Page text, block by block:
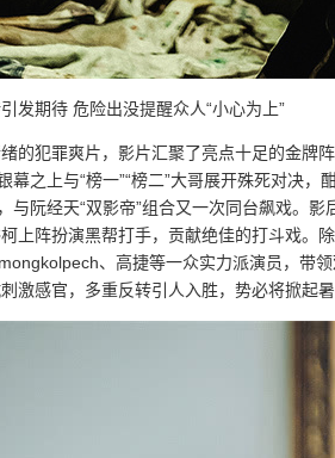
发期待 危险出没提醒众人“小心为上”
的犯罪爽片，影片汇聚了亮点十足的金牌
幕之上与“榜一”“榜二”大哥展开殊死对决
与阮经天“双影帝”组合又一次同台飙戏。
上阵扮演黑帮打手，贡献绝佳的打斗戏。
、高捷等一众实力派演员，带
激感官，多重反转引人入胜，势必将掀起